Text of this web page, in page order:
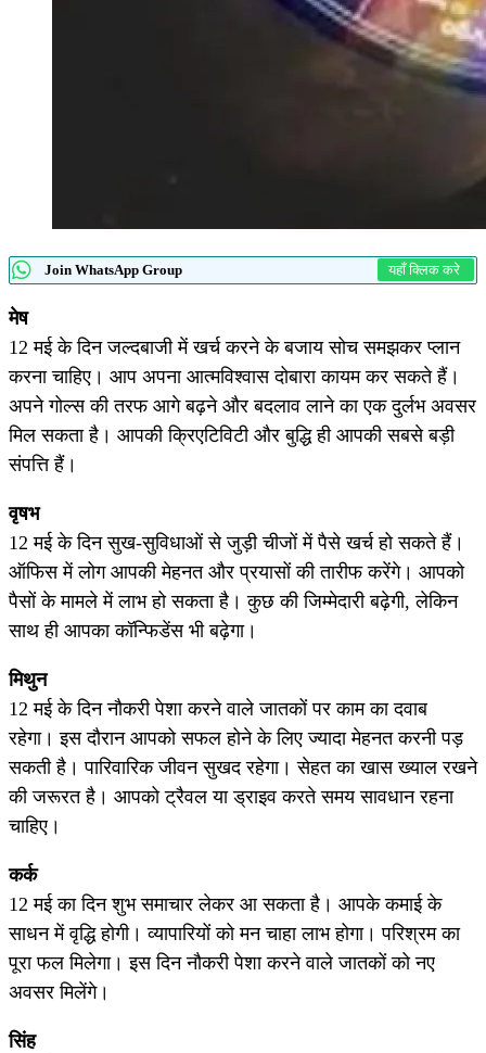
Join WhatsApp Group यहाँ क्लिक करे
मेष
12 मई के दिन जल्दबाजी में खर्च करने के बजाय सोच समझकर प्लान
करना चाहिए। आप अपना आत्मविश्वास दोबारा कायम कर सकते हैं।
अपने गोल्स की तरफ आगे बढ़ने और बदलाव लाने का एक दुर्लभ अवसर
मिल सकता है। आपकी क्रिएटिविटी और बुद्धि ही आपकी सबसे बड़ी
संपत्ति हैं।
वृषभ
12 मई के दिन सुख-सुविधाओं से जुड़ी चीजों में पैसे खर्च हो सकते हैं।
ऑफिस में लोग आपकी मेहनत और प्रयासों की तारीफ करेंगे। आपको
पैसों के मामले में लाभ हो सकता है। कुछ की जिम्मेदारी बढ़ेगी, लेकिन
साथ ही आपका कॉन्फिडेंस भी बढ़ेगा।
मिथुन
12 मई के दिन नौकरी पेशा करने वाले जातकों पर काम का दवाब
रहेगा। इस दौरान आपको सफल होने के लिए ज्यादा मेहनत करनी पड़
सकती है। पारिवारिक जीवन सुखद रहेगा। सेहत का खास ख्याल रखने
की जरूरत है। आपको ट्रैवल या ड्राइव करते समय सावधान रहना
चाहिए।
कर्क
12 मई का दिन शुभ समाचार लेकर आ सकता है। आपके कमाई के
साधन में वृद्धि होगी। व्यापारियों को मन चाहा लाभ होगा। परिश्रम का
पूरा फल मिलेगा। इस दिन नौकरी पेशा करने वाले जातकों को नए
अवसर मिलेंगे।
सिंह